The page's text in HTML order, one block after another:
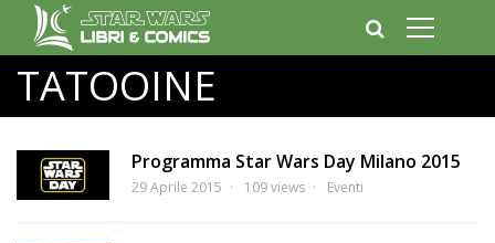
TATOOINE
Programma Star Wars Day Milano 2015
29 Aprile 2015 109 views Eventi